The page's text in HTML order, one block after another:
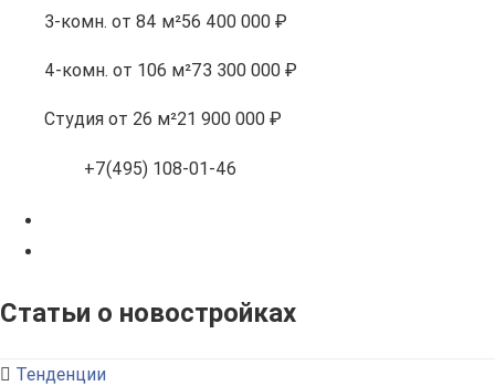
3-комн. от 84 м²56 400 000 ₽
4-комн. от 106 м²73 300 000 ₽
Студия от 26 м²21 900 000 ₽
+7(495) 108-01-46
Статьи о новостройках
Тенденции